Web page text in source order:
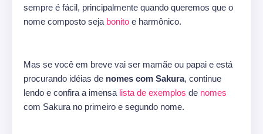
sempre é fácil, principalmente quando queremos que o
nome composto seja bonito e harmônico.
Mas se você em breve vai ser mamãe ou papai e está
procurando idéias de nomes com Sakura, continue
lendo e confira a imensa lista de exemplos de nomes
com Sakura no primeiro e segundo nome.